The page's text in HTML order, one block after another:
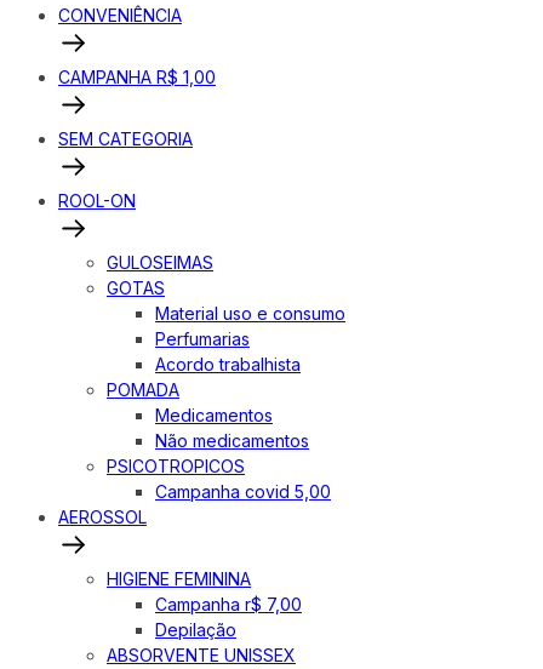
CONVENIÊNCIA
CAMPANHA R$ 1,00
SEM CATEGORIA
ROOL-ON
GULOSEIMAS
GOTAS
Material uso e consumo
Perfumarias
Acordo trabalhista
POMADA
Medicamentos
Não medicamentos
PSICOTROPICOS
Campanha covid 5,00
AEROSSOL
HIGIENE FEMININA
Campanha r$ 7,00
Depilação
ABSORVENTE UNISSEX